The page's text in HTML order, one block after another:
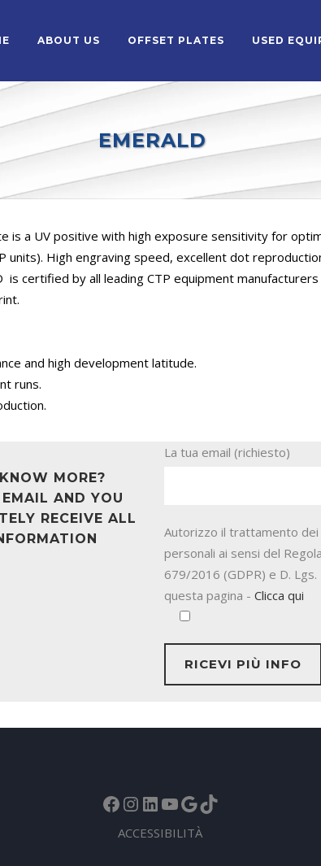
ABOUT US OFFSET PLATES USED
EMERALD
is a UV positive with high exposure sensitivity for
units). High engraving speed, excellent dot
is certified by all leading CTP equipment manufacturers
and high development latitude.
runs.
MORE?
AND YOU
RECEIVE ALL
La tua email (richiesto)
Autorizzo il trattamento dei
personali ai sensi del
679/2016 (GDPR) e D.
questa pagina - Clicca qui
Facebook
Instagram
LinkedIn
YouTube
Google
TikTok
ACCESSIBILITÀ